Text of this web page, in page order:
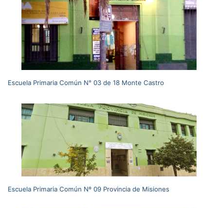
Escuela Primaria Común N° 03 de 18 Monte Castro
Escuela Primaria Común Nº 09 Provincia de Misiones